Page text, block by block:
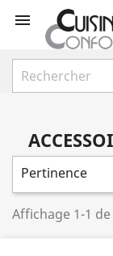

Pertinence
Affichage 1-1